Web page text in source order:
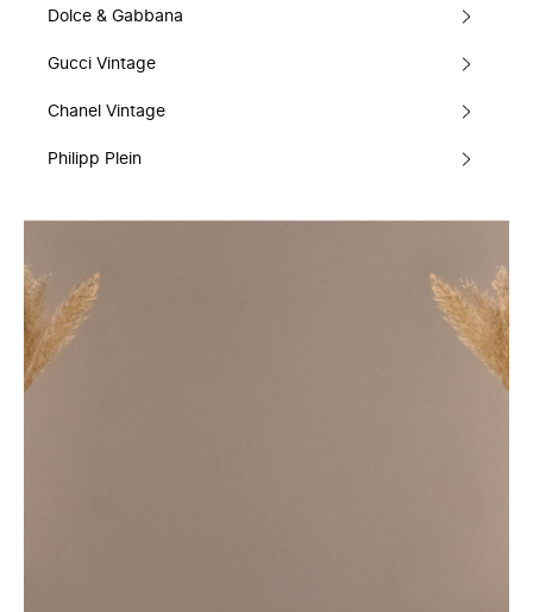
Dolce & Gabbana
Gucci Vintage
Chanel Vintage
Philipp Plein